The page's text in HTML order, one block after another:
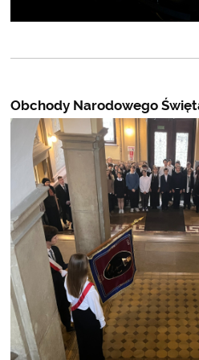
Obchody Narodowego